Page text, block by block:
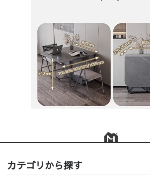
カテゴリから探す